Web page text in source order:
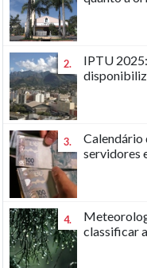
2.
IPTU
3.
Calendário
servidores
4.
classificar